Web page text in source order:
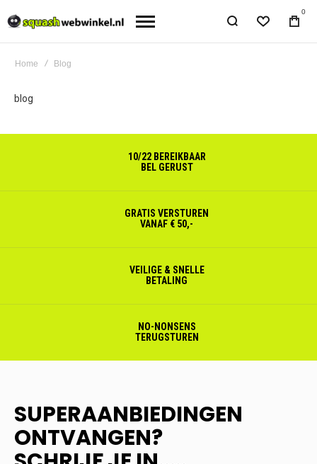
0
Home Blog
blog
10/22 BEREIKBAAR
BEL GERUST
GRATIS VERSTUREN
VANAF € 50,-
VEILIGE & SNELLE
BETALING
NO-NONSENS
TERUGSTUREN
SUPERAANBIEDINGEN
ONTVANGEN?